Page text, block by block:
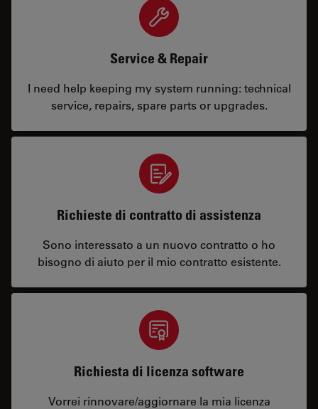
Service & Repair
I need help keeping my system running: technical
service, repairs, spare parts or upgrades.
Richieste di contratto di assistenza
Sono interessato a un nuovo contratto o ho
bisogno di aiuto per il mio contratto esistente.
Richiesta di licenza software
Vorrei rinnovare/aggiornare la mia licenza